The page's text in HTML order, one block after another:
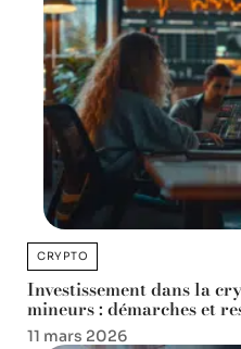
CRYPTO
Investissement dans la
mineurs : démarches et
11 mars 2026